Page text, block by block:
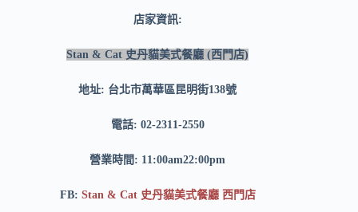
店家資訊:
Stan & Cat 史丹貓美式餐廳 (西門店)
地址: 台北市萬華區昆明街138號
電話: 02-2311-2550
營業時間: 11:00am22:00pm
FB: Stan & Cat 史丹貓美式餐廳 西門店